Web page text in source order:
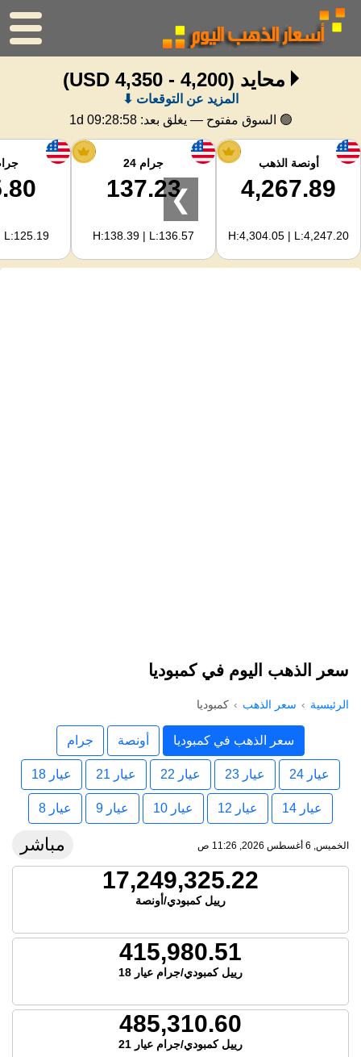
الرئيسية
سعر الذهب
اسعار الفضه
حاسبة الذهب
لمشرفي المواقع
محايد (4,200 - 4,350 USD)
المزيد عن التوقعات ⬇
🟢 السوق مفتوح — يغلق بعد: 1d 09:28:57
أونصة الذهب
4,267.89
H:4,304.05 | L:4,247.20
جرام 24
137.23
H:138.39 | L:136.57
L:125.19
❯
سعر الذهب اليوم في كمبوديا
الرئيسية سعر الذهب كمبوديا
سعر الذهب في كمبوديا أونصة جرام
عيار 24 عيار 23 عيار 22 عيار 21 عيار 18
عيار 14 عيار 12 عيار 10 عيار 9 عيار 8
الخميس, 6 أغسطس 2026, 11:26 ص مباشر
17,249,325.22
رييل كمبودي/أونصة
415,980.51
رييل كمبودي/جرام عيار 18
485,310.60
رييل كمبودي/جرام عيار 21